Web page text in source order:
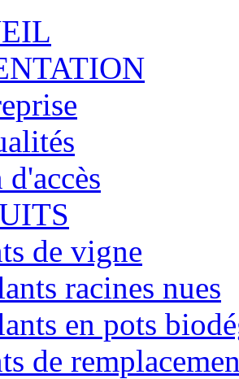
d'accès
de vigne
racines nues
en pots
de